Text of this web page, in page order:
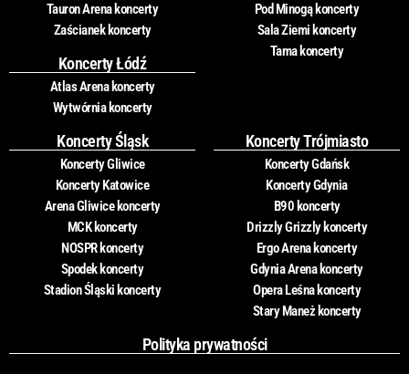
Tauron Arena koncerty
Zaścianek koncerty
Koncerty Łódź
Atlas Arena koncerty
Wytwórnia koncerty
Pod Minogą koncerty
Sala Ziemi koncerty
Tama koncerty
Koncerty Śląsk
Koncerty Gliwice
Koncerty Katowice
Arena Gliwice koncerty
MCK koncerty
NOSPR koncerty
Spodek koncerty
Stadion Śląski koncerty
Koncerty Trójmiasto
Koncerty Gdańsk
Koncerty Gdynia
B90 koncerty
Drizzly Grizzly koncerty
Ergo Arena koncerty
Gdynia Arena koncerty
Opera Leśna koncerty
Stary Maneż koncerty
Polityka prywatności